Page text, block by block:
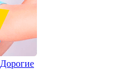
Дорогие